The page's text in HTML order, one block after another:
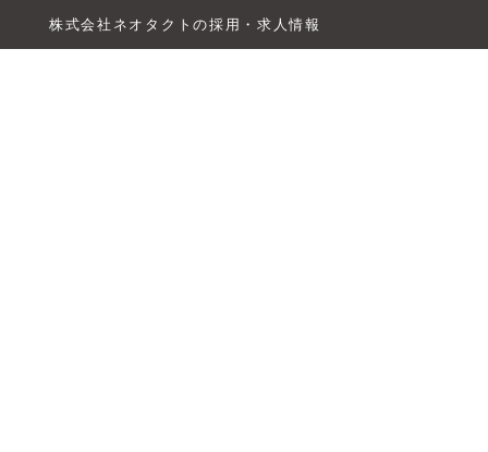
株式会社ネオタクトの採用・求人情報